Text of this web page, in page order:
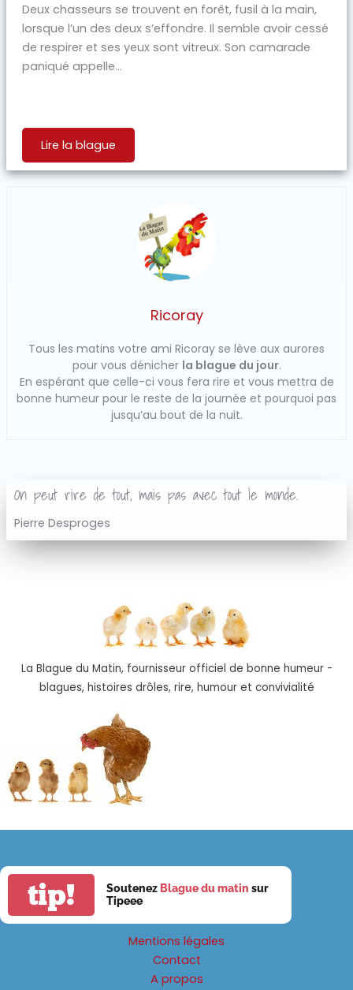
Deux chasseurs se trouvent en forêt, fusil à la main,
lorsque l’un des deux s’effondre. Il semble avoir cessé
de respirer et ses yeux sont vitreux. Son camarade
paniqué appelle...
Lire la blague
Ricoray
Tous les matins votre ami Ricoray se lève aux aurores
pour vous dénicher la blague du jour.
En espérant que celle-ci vous fera rire et vous mettra de
bonne humeur pour le reste de la journée et pourquoi pas
jusqu’au bout de la nuit.
On peut rire de tout, mais pas avec tout le monde.
Pierre Desproges
La Blague du Matin, fournisseur officiel de bonne humeur -
blagues, histoires drôles, rire, humour et convivialité
tip! Soutenez Blague du matin sur
Tipeee
Mentions légales
Contact
A propos